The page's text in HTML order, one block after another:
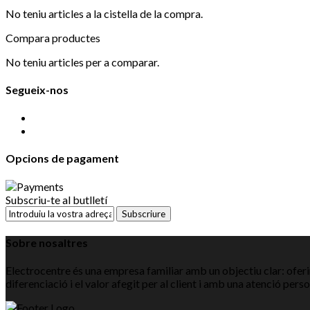
No teniu articles a la cistella de la compra.
Compara productes
No teniu articles per a comparar.
Segueix-nos
Opcions de pagament
Subscriu-te al butlletí
Subscriure
Sobre nosaltres
Electrocentre és una empresa familiar amb un objectiu clar:
diferenciació i el valor afegit per al client i amb una atenció